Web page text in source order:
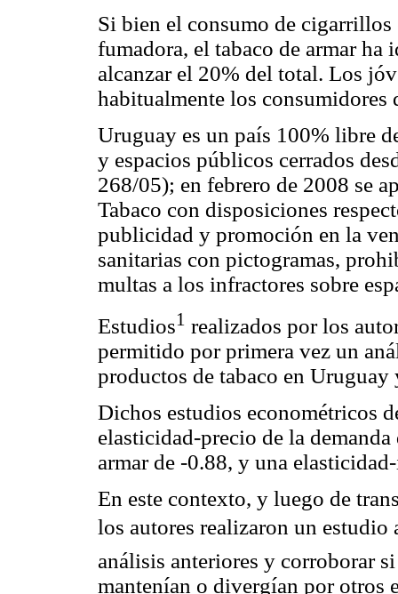
Si bien el consumo de
fumadora, el tabaco de armar ha
alcanzar el 20% del total. Los
habitualmente los consumidores
Uruguay es un país 100% libre
y espacios públicos cerrados
268/05); en febrero de 2008 se
Tabaco con disposiciones
publicidad y promoción en la
sanitarias con pictogramas,
multas a los infractores sobre
Estudios1 realizados por los
permitido por primera vez un
productos de tabaco en
Dichos estudios econométricos
elasticidad-precio de la
armar de -0.88, y una
En este contexto, y luego de
los autores realizaron un estudio
análisis anteriores y corroborar
mantenían o divergían por otros